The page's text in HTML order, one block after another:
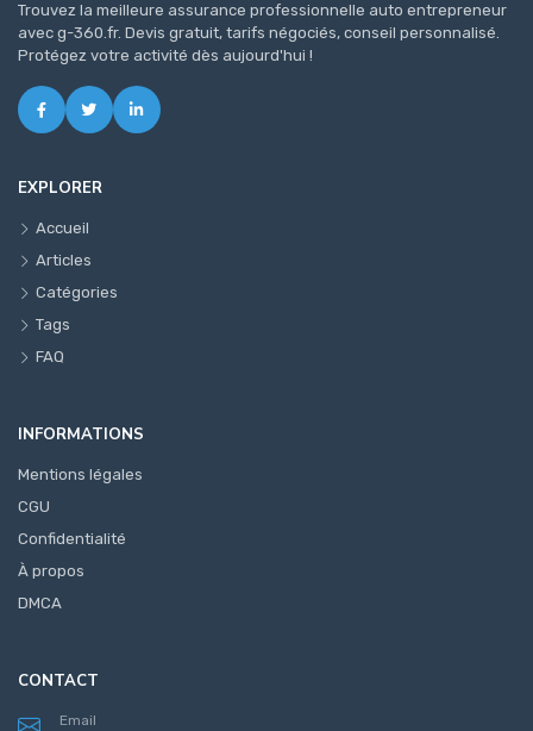
Trouvez la meilleure assurance professionnelle auto entrepreneur
avec g-360.fr. Devis gratuit, tarifs négociés, conseil personnalisé.
Protégez votre activité dès aujourd'hui !
EXPLORER
Accueil
Articles
Catégories
Tags
FAQ
INFORMATIONS
Mentions légales
CGU
Confidentialité
À propos
DMCA
CONTACT
Email